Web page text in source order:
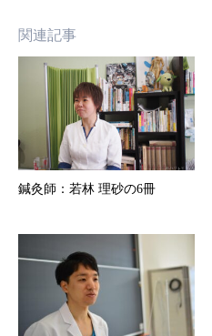
関連記事
鍼灸師：若林 理砂の6冊